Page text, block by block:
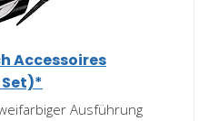
Accessoires
Ausführung